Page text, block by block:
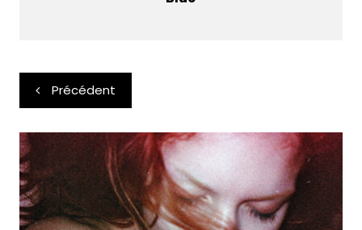
Navigation
de
l’article
Précédent